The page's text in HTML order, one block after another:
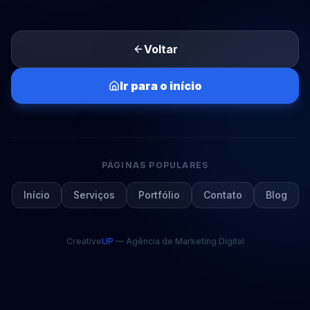
Voltar
Ir para o início
PÁGINAS POPULARES
Início Serviços Portfólio Contato Blog
CreativeUP — Agência de Marketing Digital